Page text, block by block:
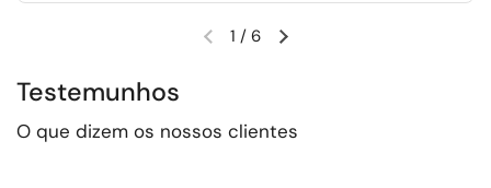
Slide anteriorPróximo slide
1 / 6
Testemunhos
O que dizem os nossos clientes